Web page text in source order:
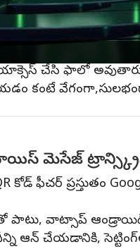
ముందుగా ఛానెల్‌ని ఓపెన్
ఎంచుకున్న
చేసి ఫాలో
కంటే
మెసేజ్
కోడ్ ఫీచర్ ప్రస్తుతం
పాటు, వాట్సాప్
ఆన్ చేయడానికి,